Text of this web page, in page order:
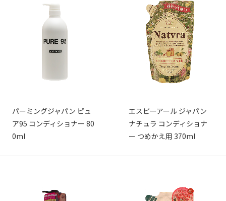
パーミングジャパン ピュ
ア95 コンディショナー 80
0ml
エスピーアール ジャパン
ナチュラ コンディショナ
ー つめかえ用 370ml